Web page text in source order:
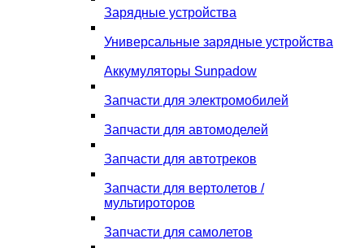
Зарядные устройства
Универсальные зарядные устройства
Аккумуляторы Sunpadow
Запчасти для электромобилей
Запчасти для автомоделей
Запчасти для автотреков
Запчасти для вертолетов /
мультироторов
Запчасти для самолетов